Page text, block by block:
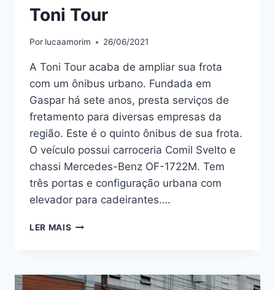
Toni Tour
Por lucaamorim 26/06/2021
A Toni Tour acaba de ampliar sua frota
com um ônibus urbano. Fundada em
Gaspar há sete anos, presta serviços de
fretamento para diversas empresas da
região. Este é o quinto ônibus de sua frota.
O veículo possui carroceria Comil Svelto e
chassi Mercedes-Benz OF-1722M. Tem
três portas e configuração urbana com
elevador para cadeirantes….
LER MAIS NOVO
DA